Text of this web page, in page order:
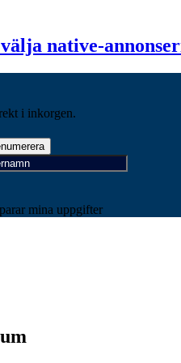
native-
i inkorgen.
mina uppgifter